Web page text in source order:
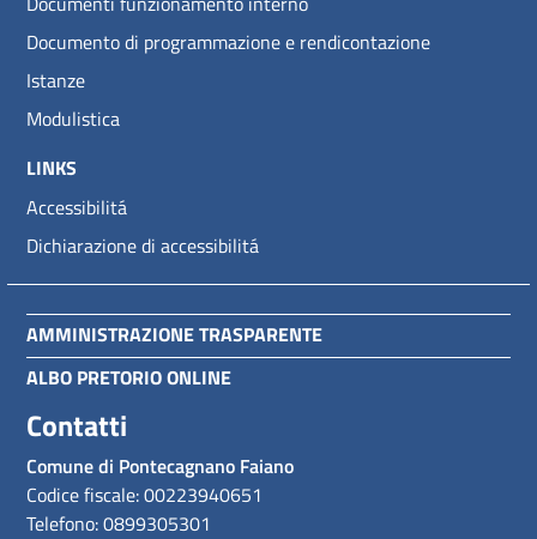
Documento di programmazione e rendicontazione
Istanze
Modulistica
LINKS
Accessibilitá
Dichiarazione di accessibilitá
AMMINISTRAZIONE TRASPARENTE
ALBO PRETORIO ONLINE
Contatti
Comune di Pontecagnano Faiano
Codice fiscale: 00223940651
Telefono: 0899305301